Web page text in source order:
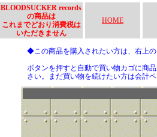
BLOODSUCKER records
の商品は
これまでどおり消費税は
いただきません
HOME
◆この商品を購入されたい方は、右上
ボタンを押すと自動で買い物カゴに商
さい。まだ買い物を続けたい方は会計